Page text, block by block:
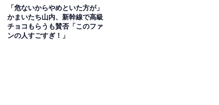
「危ないからやめといた方が」
かまいたち山内、新幹線で高級
チョコもらうも賛否「このファ
ンの人すごすぎ！」